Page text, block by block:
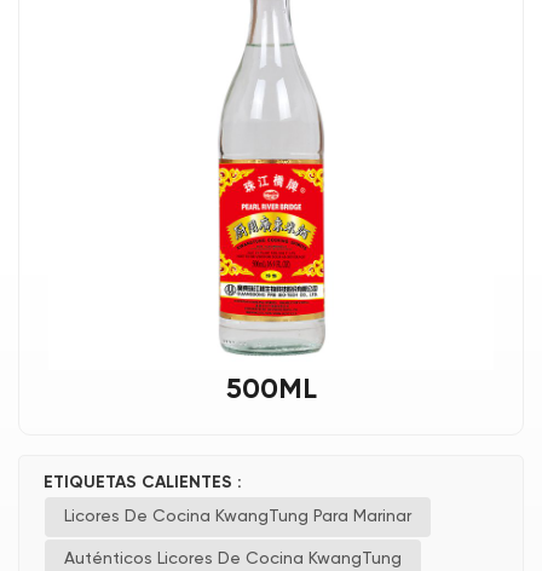
500ML
ETIQUETAS CALIENTES :
Licores De Cocina KwangTung Para Marinar
Auténticos Licores De Cocina KwangTung